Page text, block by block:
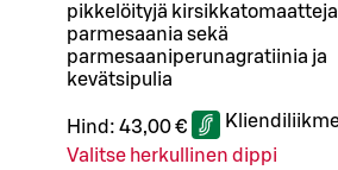
pikkelöityjä kirsikkatomaatteja
parmesaania sekä
parmesaaniperunagratiinia ja
kevätsipulia
Hind: 43,00 €
Valitse herkullinen dippi